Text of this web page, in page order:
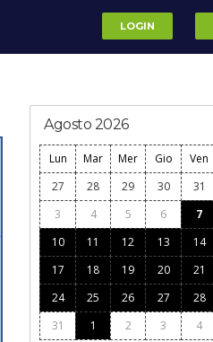
LOGIN
Agosto 2026
Lun Mar Mer Gio Ven
27
28 29 30 31
3
4 5 6 7
10
11 12 13 14
17
18 19 20 21
24
25 26 27 28
31
1 2 3 4